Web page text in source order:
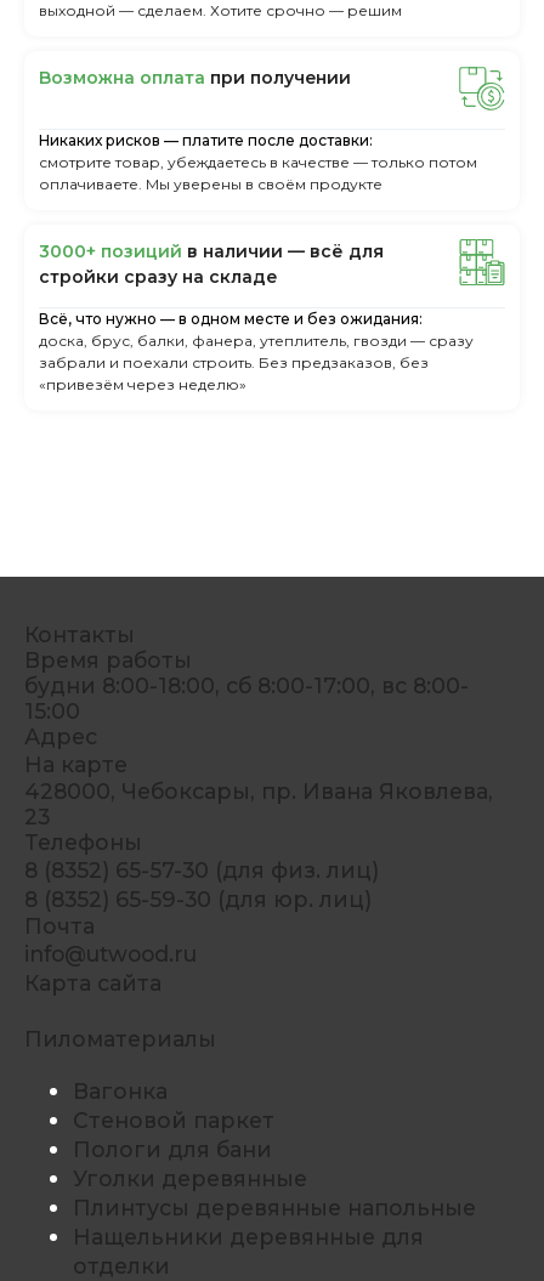
выходной — сделаем. Хотите срочно — решим
Boзмoжнa oплaтa пpи пoлучeнии
Никаких рисков — платите после доставки:
смотрите товар, убеждаетесь в качестве — только потом
оплачиваете. Мы уверены в своём продукте
3000+ пoзиций в нaличии — вcё для
cтpoйки cpaзу нa cклaдe
Всё, что нужно — в одном месте и без ожидания:
доска, брус, балки, фанера, утеплитель, гвозди — сразу
забрали и поехали строить. Без предзаказов, без
«привезём через неделю»
Контакты
Время работы
будни 8:00-18:00, сб 8:00-17:00, вс 8:00-
15:00
Адрес
На карте
428000, Чебоксары, пр. Ивана Яковлева,
23
Телефоны
8 (8352) 65-57-30 (для физ. лиц)
8 (8352) 65-59-30 (для юр. лиц)
Почта
info@utwood.ru
Карта сайта
Пиломатериалы
Вагонка
Стеновой паркет
Пологи для бани
Уголки деревянные
Плинтусы деревянные напольные
Нащельники деревянные для
отделки